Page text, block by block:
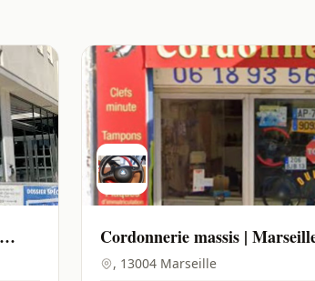
Cordonnerie massis |
, 13004 Marseille